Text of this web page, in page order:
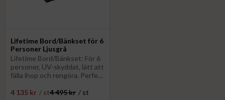
​Lifetime Bord/Bänkset för 6
Personer Ljusgrå
Lifetime Bord/Bänkset: För 6
personer, UV-skyddat, lätt att
fälla ihop och rengöra. Perfekt
hållbart för långvarig
4 135 kr / st4 495kr / st